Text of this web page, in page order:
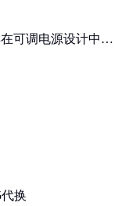
可调电源设计中的
换